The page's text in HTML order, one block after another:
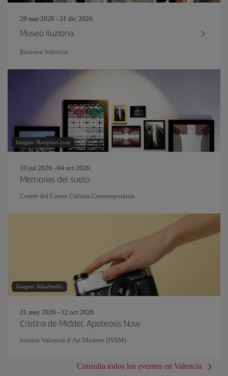
29 mar 2026 - 31 dic 2026
Museo Iluziona.
Iluziona Valencia
Imagen: Rawpixel.com
10 jul 2026 - 04 oct 2026
Memorias del suelo
Centre del Carme Cultura Contemporània
Imagen: AtlasStudio
21 may 2026 - 12 oct 2026
Cristina de Middel. Apoteosis Now
Institut Valencià d’Art Modern (IVAM)
Consulta todos los eventos en Valencia